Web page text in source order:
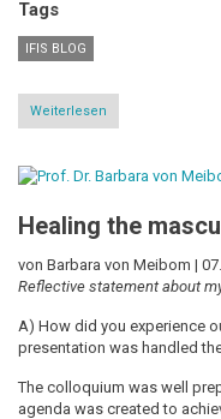
Tags
IFIS BLOG
Weiterlesen
Culture
Values
Leadership
Healing the
von Barbara von Meibom |
Reflective statement about
A) How did you experience
presentation was handled
The colloquium was well
agenda was created to